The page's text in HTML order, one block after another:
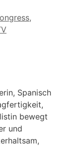
,
Spanisch
bewegt
und